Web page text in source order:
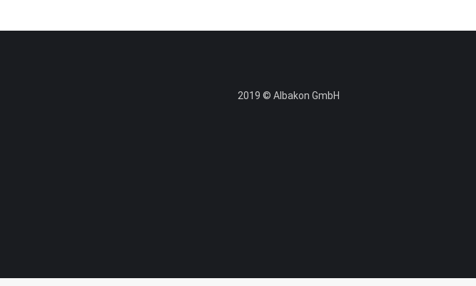
2019 © Albakon GmbH